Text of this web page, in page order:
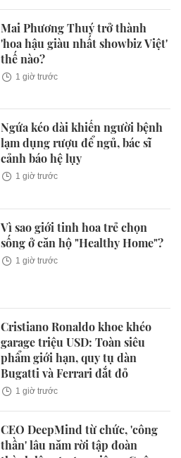
Mai Phương Thuý trở thành
'hoa hậu giàu nhất showbiz Việt'
thế nào?
1 giờ trước
Ngứa kéo dài khiến người bệnh
lạm dụng rượu để ngủ, bác sĩ
cảnh báo hệ lụy
1 giờ trước
Vì sao giới tinh hoa trẻ chọn
sống ở căn hộ "Healthy Home"?
1 giờ trước
Cristiano Ronaldo khoe khéo
garage triệu USD: Toàn siêu
phẩm giới hạn, quy tụ dàn
Bugatti và Ferrari đắt đỏ
1 giờ trước
CEO DeepMind từ chức, 'công
thần' lâu năm rời tập đoàn